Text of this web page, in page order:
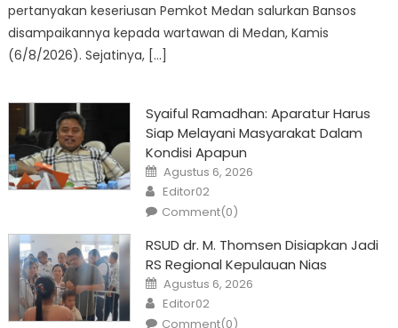
pertanyakan keseriusan Pemkot Medan salurkan Bansos
disampaikannya kepada wartawan di Medan, Kamis
(6/8/2026). Sejatinya, […]
Syaiful Ramadhan: Aparatur Harus
Siap Melayani Masyarakat Dalam
Kondisi Apapun
Posted
on
Agustus 6, 2026
Author
Editor02
Comment(0)
RSUD dr. M. Thomsen Disiapkan Jadi
RS Regional Kepulauan Nias
Posted
on
Agustus 6, 2026
Author
Editor02
Comment(0)